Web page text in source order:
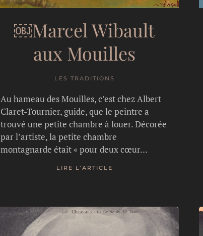
￼Marcel Wibault
aux Mouilles
LES TRADITIONS
Au hameau des Mouilles, c’est chez Albert
Claret-Tournier, guide, que le peintre a
trouvé une petite chambre à louer. Décorée
par l’artiste, la petite chambre
montagnarde était « pour deux cœur…
LIRE L’ARTICLE